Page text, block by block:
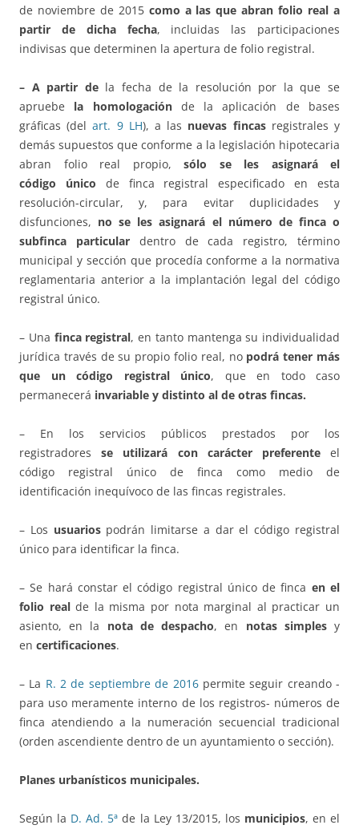
de noviembre de 2015como a las que abran folio real a
partir de dicha fecha, incluidas las participaciones
indivisas que determinen la apertura de folio registral.
– A partir dela fecha de la resolución por la que se
apruebe la homologaciónde la aplicación de bases
gráficas (delart. 9 LH), a las nuevas fincasregistrales y
demás supuestos que conforme a la legislación hipotecaria
abran folio real propio, sólo se les asignará el
código único de finca registral especificado en esta
resolución-circular, y, para evitar duplicidades y
disfunciones, no se les asignará el número de finca o
subfinca particulardentro de cada registro, término
municipal y sección que procedía conforme a la normativa
reglamentaria anterior a la implantación legal del código
registral único.
– Una finca registral, en tanto mantenga su individualidad
jurídica través de su propio folio real, nopodrá tener más
que un código registral único, que en todo caso
permanecerá invariable y distinto al de otras fincas.
– En los servicios públicos prestados por los
registradoresse utilizará con carácter preferenteel
código registral único de finca como medio de
identificación inequívoco de las fincas registrales.
– Los usuariospodrán limitarse a dar el código registral
único para identificar la finca.
– Se hará constar el código registral único de finca en el
folio realde la misma por nota marginal al practicar un
asiento, en la nota de despacho, en notas simplesy
en certificaciones.
– La R. 2 de septiembre de 2016permite seguir creando -
para uso meramente interno de los registros- números de
finca atendiendo a la numeración secuencial tradicional
(orden ascendiente dentro de un ayuntamiento o sección).
Planes urbanísticos municipales.
Según la D. Ad. 5ª de la Ley 13/2015, los municipios, en el